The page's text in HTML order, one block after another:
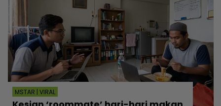
MSTAR | VIRAL